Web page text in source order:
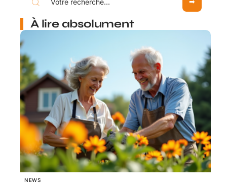
À lire absolument
NEWS